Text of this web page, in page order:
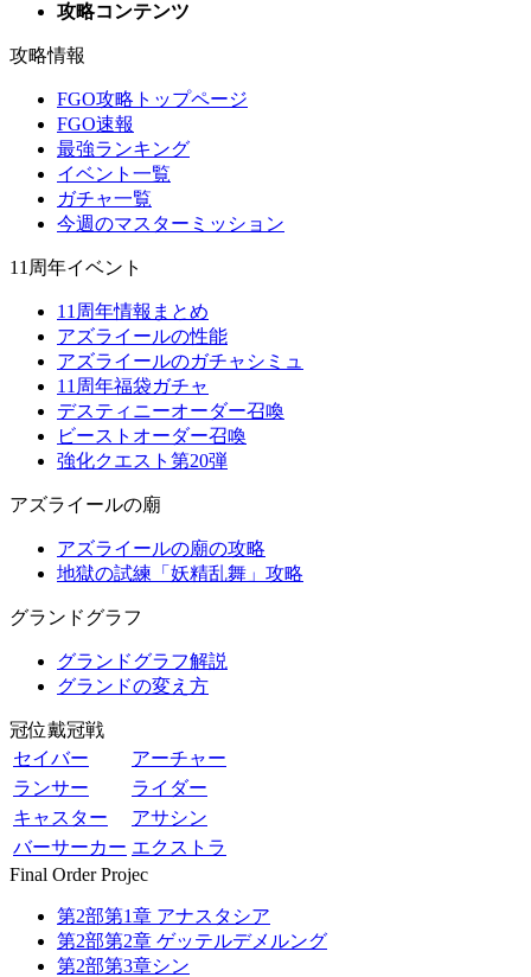
攻略コンテンツ
攻略情報
FGO攻略トップページ
FGO速報
最強ランキング
イベント一覧
ガチャ一覧
今週のマスターミッション
11周年イベント
11周年情報まとめ
アズライールの性能
アズライールのガチャシミュ
11周年福袋ガチャ
デスティニーオーダー召喚
ビーストオーダー召喚
強化クエスト第20弾
アズライールの廟
アズライールの廟の攻略
地獄の試練「妖精乱舞」攻略
グランドグラフ
グランドグラフ解説
グランドの変え方
冠位戴冠戦
セイバー
アーチャー
ランサー
ライダー
キャスター
アサシン
バーサーカー エクストラ
Final Order Projec
第2部第1章 アナスタシア
第2部第2章 ゲッテルデメルング
第2部第3章シン